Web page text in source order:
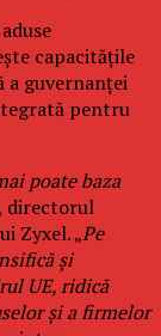
capacitățile
a guvernanței
pentru
poate baza
directorul
Zyxel. „Pe
și
UE, ridică
și a firmelor